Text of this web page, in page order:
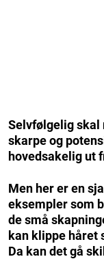
Selvfølgelig skal
skarpe og
hovedsakelig ut
Men her er en
eksempler som
de små
kan klippe håret
Da kan det gå